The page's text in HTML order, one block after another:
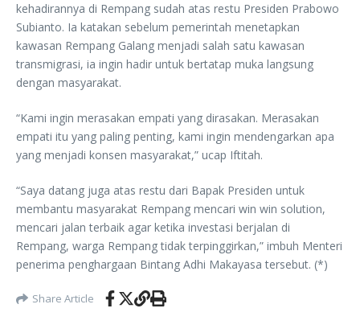
kehadirannya di Rempang sudah atas restu Presiden Prabowo
Subianto. Ia katakan sebelum pemerintah menetapkan
kawasan Rempang Galang menjadi salah satu kawasan
transmigrasi, ia ingin hadir untuk bertatap muka langsung
dengan masyarakat.
“Kami ingin merasakan empati yang dirasakan. Merasakan
empati itu yang paling penting, kami ingin mendengarkan apa
yang menjadi konsen masyarakat,” ucap Iftitah.
“Saya datang juga atas restu dari Bapak Presiden untuk
membantu masyarakat Rempang mencari win win solution,
mencari jalan terbaik agar ketika investasi berjalan di
Rempang, warga Rempang tidak terpinggirkan,” imbuh Menteri
penerima penghargaan Bintang Adhi Makayasa tersebut. (*)
Share Article